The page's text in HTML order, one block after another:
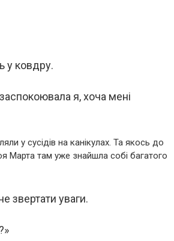
у ковдру.
я, хоча мені
у сусідів на канікулах. Та якось до
Марта там уже знайшла собі багатого
звертати уваги.